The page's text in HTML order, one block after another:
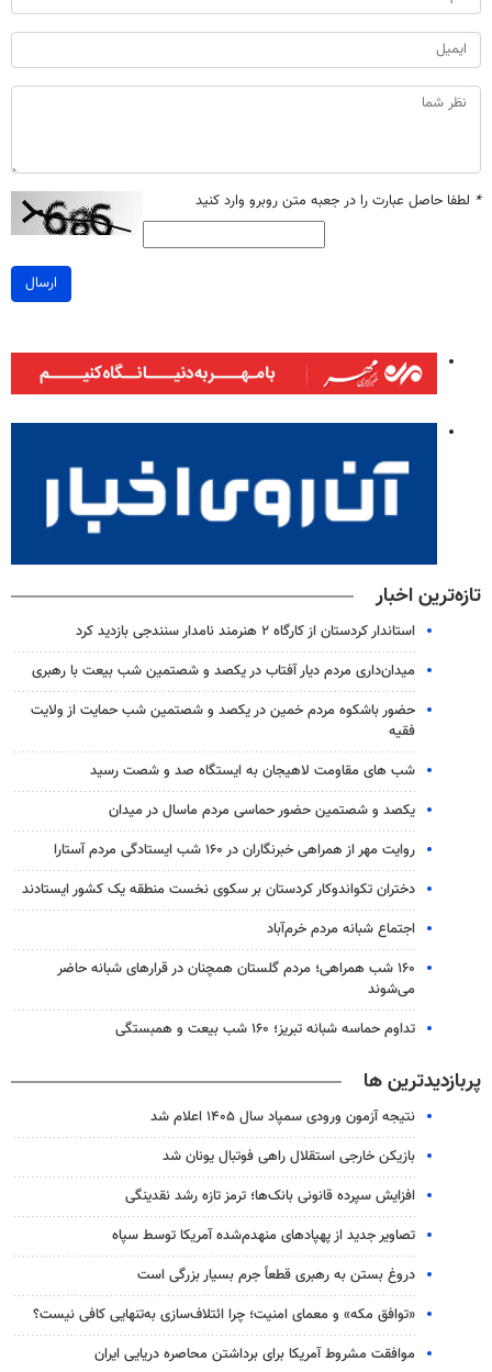
* لطفا حاصل عبارت را در جعبه متن روبرو وارد کنید
ارسال
تازه‌ترین اخبار
استاندار کردستان از کارگاه ۲ هنرمند نامدار سنندجی بازدید کرد
میدان‌داری مردم دیار آفتاب در یکصد و شصتمین شب بیعت با رهبری
حضور باشکوه مردم خمین در یکصد و شصتمین شب حمایت از ولایت
فقیه
شب های مقاومت لاهیجان به ایستگاه صد و شصت رسید
یکصد و شصتمین حضور حماسی مردم ماسال در میدان
روایت مهر از همراهی خبرنگاران در ۱۶۰ شب ایستادگی مردم آستارا
دختران تکواندوکار کردستان بر سکوی نخست منطقه یک کشور ایستادند
اجتماع شبانه مردم خرم‌آباد
۱۶۰ شب همراهی؛ مردم گلستان همچنان در قرارهای شبانه حاضر
می‌شوند
تداوم حماسه شبانه تبریز؛ ۱۶۰ شب بیعت و همبستگی
پربازدیدترین ها
نتیجه آزمون ورودی سمپاد سال ۱۴۰۵ اعلام شد
بازیکن خارجی استقلال راهی فوتبال یونان شد
افزایش سپرده قانونی بانک‌ها؛ ترمز تازه رشد نقدینگی
تصاویر جدید از پهپادهای منهدم‌شده آمریکا توسط سپاه
دروغ بستن به رهبری قطعاً جرم بسیار بزرگی است
«توافق مکه» و معمای امنیت؛ چرا ائتلاف‌سازی به‌تنهایی کافی نیست؟
موافقت مشروط آمریکا برای برداشتن محاصره دریایی ایران